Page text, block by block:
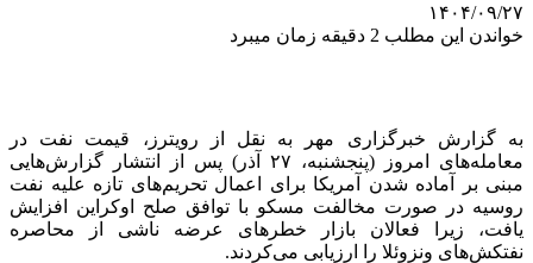
۱۴۰۴/۰۹/۲۷
خواندن این مطلب 2 دقیقه زمان میبرد
به گزارش خبرگزاری مهر به نقل از رویترز، قیمت نفت در
معامله‌های امروز (پنجشنبه، ۲۷ آذر) پس از انتشار گزارش‌هایی
مبنی بر آماده شدن آمریکا برای اعمال تحریم‌های تازه علیه نفت
روسیه در صورت مخالفت مسکو با توافق صلح اوکراین افزایش
یافت، زیرا فعالان بازار خطرهای عرضه ناشی از محاصره
نفتکش‌های ونزوئلا را ارزیابی می‌کردند.